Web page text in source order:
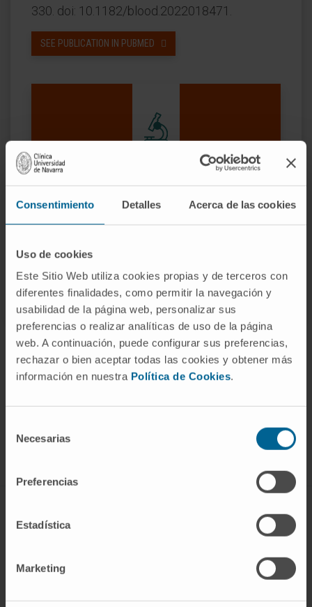
Consentimiento Detalles Acerca de las cookies
Uso de cookies
Este Sitio Web utiliza cookies propias y de terceros con
diferentes finalidades, como permitir la navegación y
usabilidad de la página web, personalizar sus
preferencias o realizar analíticas de uso de la página
web. A continuación, puede configurar sus preferencias,
rechazar o bien aceptar todas las cookies y obtener más
información en nuestra Política de Cookies.
Necesarias
Preferencias
Estadística
Marketing
330. doi: 10.1182/blood.2022018471.
SEE PUBLICATION IN PUBMED
Our authors
Follow us
Organization